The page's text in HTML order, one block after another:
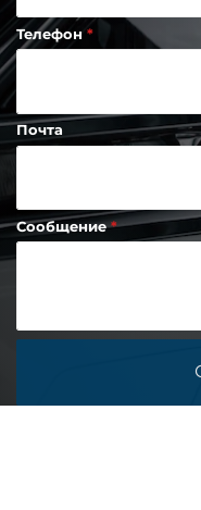
Телефон
Почта
Сообщение